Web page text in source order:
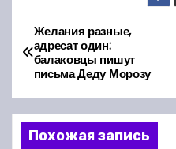
Н
а
в
и
Желания разные,
адресат один:
балаковцы пишут
письма Деду Морозу
Похожая запись